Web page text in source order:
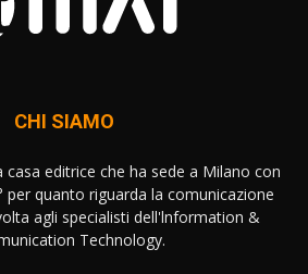
CHI SIAMO
casa editrice che ha sede a Milano con
per quanto riguarda la comunicazione
agli specialisti dell'lnformation &
Technology.